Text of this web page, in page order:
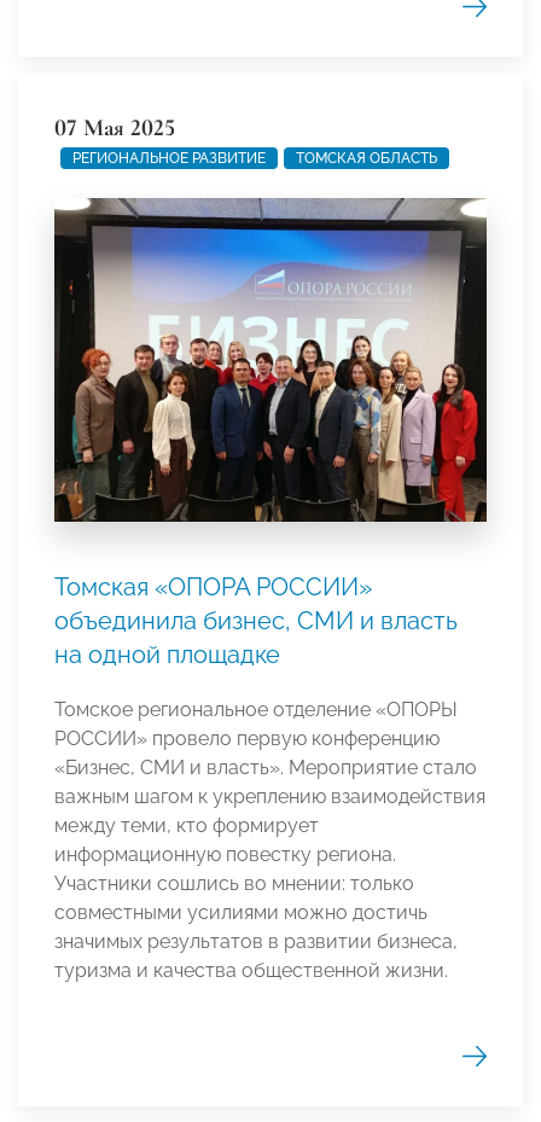
07 Мая 2025
РЕГИОНАЛЬНОЕ РАЗВИТИЕ ТОМСКАЯ ОБЛАСТЬ
Томская «ОПОРА РОССИИ»
объединила бизнес, СМИ и власть
на одной площадке
Томское региональное отделение «ОПОРЫ
РОССИИ» провело первую конференцию
«Бизнес, СМИ и власть». Мероприятие стало
важным шагом к укреплению взаимодействия
между теми, кто формирует
информационную повестку региона.
Участники сошлись во мнении: только
совместными усилиями можно достичь
значимых результатов в развитии бизнеса,
туризма и качества общественной жизни.